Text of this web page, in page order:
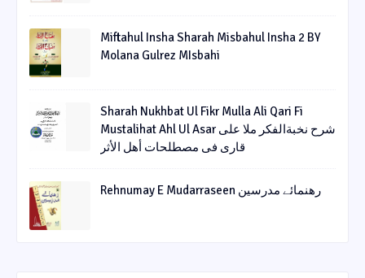
Miftahul Insha Sharah Misbahul Insha 2 BY
Molana Gulrez MIsbahi
Sharah Nukhbat Ul Fikr Mulla Ali Qari Fi
Mustalihat Ahl Ul Asar شرح نخبةالفکر ملا علی
قاری فی مصطلحات أھل الأثر
Rehnumay E Mudarraseen رهنمائے مدرسین